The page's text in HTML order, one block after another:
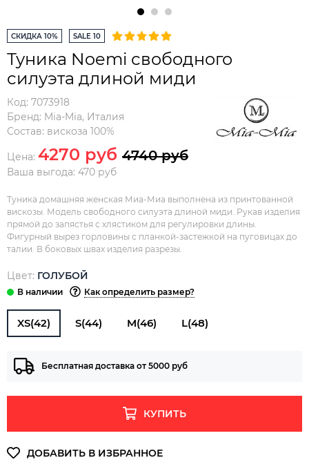
СКИДКА 10% SALE 10
Туника Noemi свободного
силуэта длиной миди
Код: 7073918
Бренд: Mia-Mia, Италия
Состав: вискоза 100%
Цена: 4270 руб 4740 руб
Ваша выгода: 470 руб
Туника домашняя женская Миа-Миа выполнена из принтованной
вискозы. Модель свободного силуэта длиной миди. Рукав изделия
прямой до запястья с хлястиком для регулировки длины.
Фигурный вырез горловины с планкой-застежкой на пуговицах до
талии. В боковых швах изделия разрезы.
Цвет: ГОЛУБОЙ
Как определить размер?
XS(42) S(44) M(46) L(48)
Бесплатная доставка от 5000 руб
КУПИТЬ